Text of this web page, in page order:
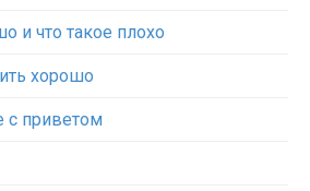
и что такое плохо
хорошо
с приветом